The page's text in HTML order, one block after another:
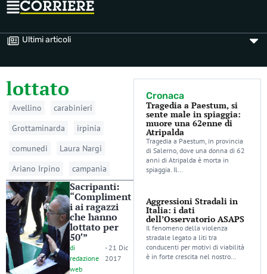
Ultimi articoli
lottato
Avellino
carabinieri
Grottaminarda
irpinia
comunedi
Laura Nargi
Ariano Irpino
campania
Sacripanti:
“Compliment
i ai ragazzi
che hanno
lottato per
50′”
di
redazione
web
- 21 Dic
2017
Cronaca
Tragedia a Paestum, si
sente male in spiaggia:
muore una 62enne di
Atripalda
Tragedia a Paestum, in provincia
di Salerno, dove una donna di 62
anni di Atripalda è morta in
spiaggia. Il…
Aggressioni Stradali in
Italia: i dati
dell’Osservatorio ASAPS
Il fenomeno della violenza
stradale legato a liti tra
conducenti per motivi di viabilità
è in forte crescita nel nostro…